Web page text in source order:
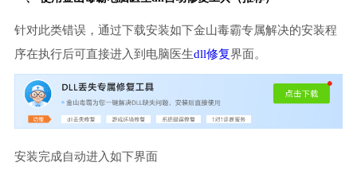
针对此类错误，通过下载安装如下金山毒霸专属解决的安装程
序在执行后可直接进入到电脑医生dll修复界面。
安装完成自动进入如下界面